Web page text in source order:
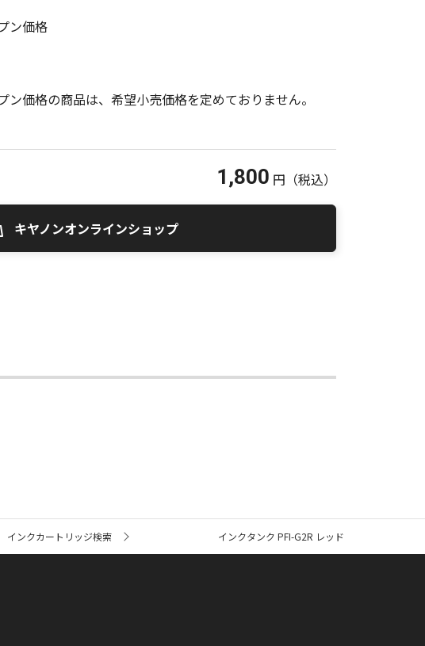
ン価格
ン価格の商品は、希望小売価格を定めておりません。
1,800 円 （税込）
キヤノンオンラインショップ
インクカートリッジ検索 インクタンク PFI-G2R レッド